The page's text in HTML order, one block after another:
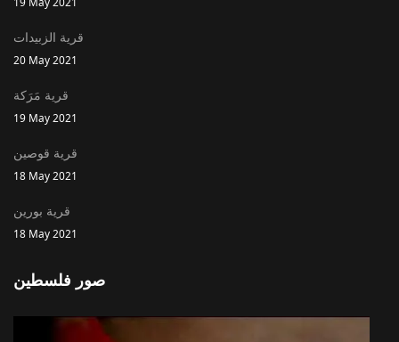
قرية الزبيدات
20 May 2021
قرية مَرَكة
19 May 2021
قرية قوصين
18 May 2021
قرية بورين
18 May 2021
صور فلسطين